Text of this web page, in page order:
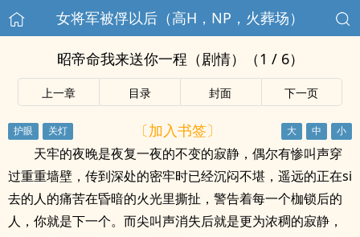
女将军被俘以后（高H，NP，火葬场）
昭帝命我来送你一程（剧情）（1 / 6）
上一章 目录 封面 下一页
〔加入书签〕
天牢的夜晚是夜复一夜的不变的寂静，偶尔有惨叫声穿
过重重墙壁，传到深处的密牢时已经沉闷不堪，遥远的正在si
去的人的痛苦在昏暗的火光里撕扯，警告着每一个枷锁后的
人，你就是下一个。而尖叫声消失后就是更为浓稠的寂静，